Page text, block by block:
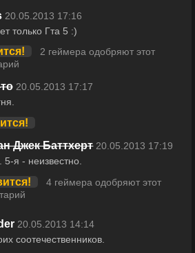
20.05.2013 17:16
только Гта 5 :)
2 геймера одобряют этот
20.05.2013 17:17
Джек Баттхерт 20.05.2013 17:19
5-я - неизвестно.
4 геймера одобряют этот
20.05.2013 14:14
соотечественников.